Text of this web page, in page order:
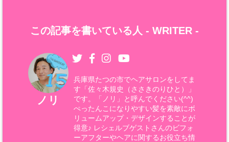
この記事を書いている人 - WRITER -
ノリ
兵庫県たつの市でヘアサロンをしてま
す「佐々木規史（ささきのりひと）」
です。「ノリ」と呼んでください(^^)
ぺったんこになりやすい髪を素敵にボ
リュームアップ・デザインすることが
得意♪ レシェルブゲストさんのビフォ
ーアフターやヘアに関するお役立ち情